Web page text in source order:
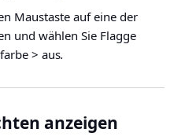
Maustaste auf eine der
und wählen Sie Flagge
> aus.
anzeigen